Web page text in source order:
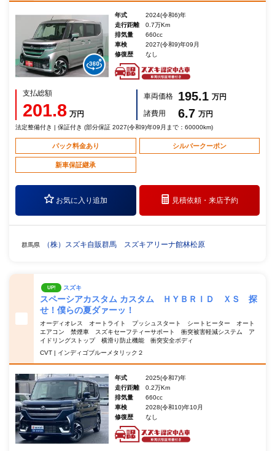
年式
2024(令和6)年
走行距離
0.7万Km
排気量
660cc
車検
2027(令和9)年09月
修復歴
なし
支払総額
201.8 万円
車両価格 195.1 万円
諸費用
6.7 万円
法定整備付き | 保証付き (部分保証 2027(令和9)年09月まで：60000km)
パック料金あり シルバークーポン
新車保証継承
お気に入り追加 見積依頼・来店予約
群馬県 （株）スズキ自販群馬 スズキアリーナ館林松原
UP! スズキ
スペーシアカスタム カスタム ＨＹＢＲＩＤ ＸＳ 探
せ！僕らの夏ダァーッ！
オーディオレス オートライト プッシュスタート シートヒーター オート
エアコン 禁煙車 スズキセーフティーサポート 衝突被害軽減システム ア
イドリングストップ 横滑り防止機能 衝突安全ボディ
CVT | インディゴブルーメタリック２
年式
2025(令和7)年
走行距離
0.2万Km
排気量
660cc
車検
2028(令和10)年10月
修復歴
なし